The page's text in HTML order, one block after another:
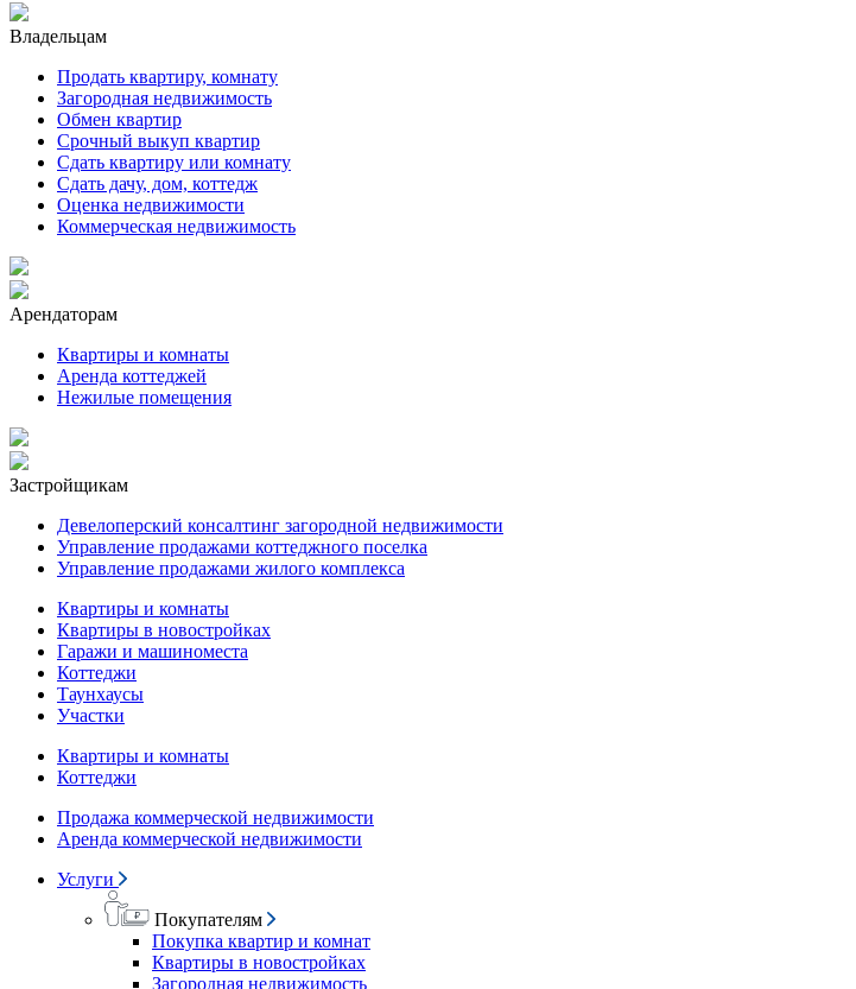
Владельцам
Продать квартиру, комнату
Загородная недвижимость
Обмен квартир
Срочный выкуп квартир
Сдать квартиру или комнату
Сдать дачу, дом, коттедж
Оценка недвижимости
Коммерческая недвижимость
Арендаторам
Квартиры и комнаты
Аренда коттеджей
Нежилые помещения
Застройщикам
Девелоперский консалтинг загородной недвижимости
Управление продажами коттеджного поселка
Управление продажами жилого комплекса
Квартиры и комнаты
Квартиры в новостройках
Гаражи и машиноместа
Коттеджи
Таунхаусы
Участки
Квартиры и комнаты
Коттеджи
Продажа коммерческой недвижимости
Аренда коммерческой недвижимости
Услуги
Покупателям
Покупка квартир и комнат
Квартиры в новостройках
Загородная недвижимость